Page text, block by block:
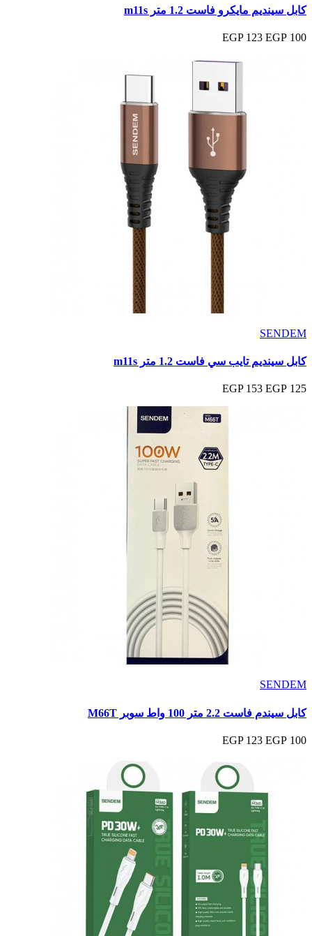
كابل سينديم مايكرو فاست 1.2 متر m11s
100 EGP
123 EGP
SENDEM
كابل سينديم تايب سي فاست 1.2 متر m11s
125 EGP
153 EGP
SENDEM
كابل سيندم فاست 2.2 متر 100 واط سوبر M66T
100 EGP
123 EGP